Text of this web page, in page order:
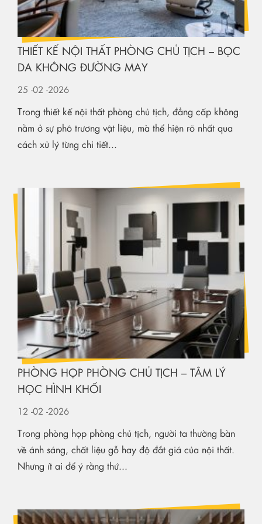
THIẾT KẾ NỘI THẤT PHÒNG CHỦ TỊCH – BỌC
DA KHÔNG ĐƯỜNG MAY
25 -02 -2026
Trong thiết kế nội thất phòng chủ tịch, đẳng cấp không
nằm ở sự phô trương vật liệu, mà thể hiện rõ nhất qua
cách xử lý từng chi tiết...
PHÒNG HỌP PHÒNG CHỦ TỊCH – TÂM LÝ
HỌC HÌNH KHỐI
12 -02 -2026
Trong phòng họp phòng chủ tịch, người ta thường bàn
về ánh sáng, chất liệu gỗ hay độ đắt giá của nội thất.
Nhưng ít ai để ý rằng thứ...